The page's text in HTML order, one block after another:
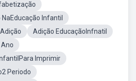
Infantil
Adição EducaçãoInfnatil
Imprimir
Periodo